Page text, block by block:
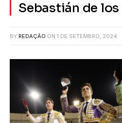
Sebastián de los
BY REDAÇÃO ON 1 DE SETEMBRO, 2024